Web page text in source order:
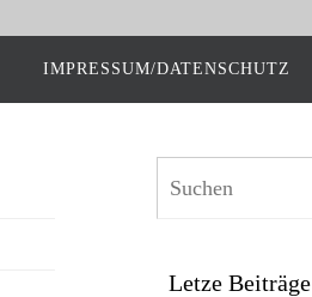
IMPRESSUM/DATENSCHUTZ
Let­ze Beiträge